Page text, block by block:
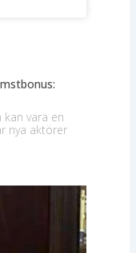
kan vara en
nya aktörer